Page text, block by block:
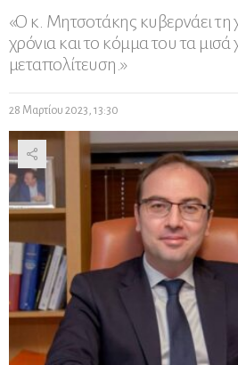
«Ο κ. Μητσοτάκης κυβερνάει τη
χρόνια και το κόμμα του τα μισά
μεταπολίτευση.»
28 Μαρτίου 2023, 13:30